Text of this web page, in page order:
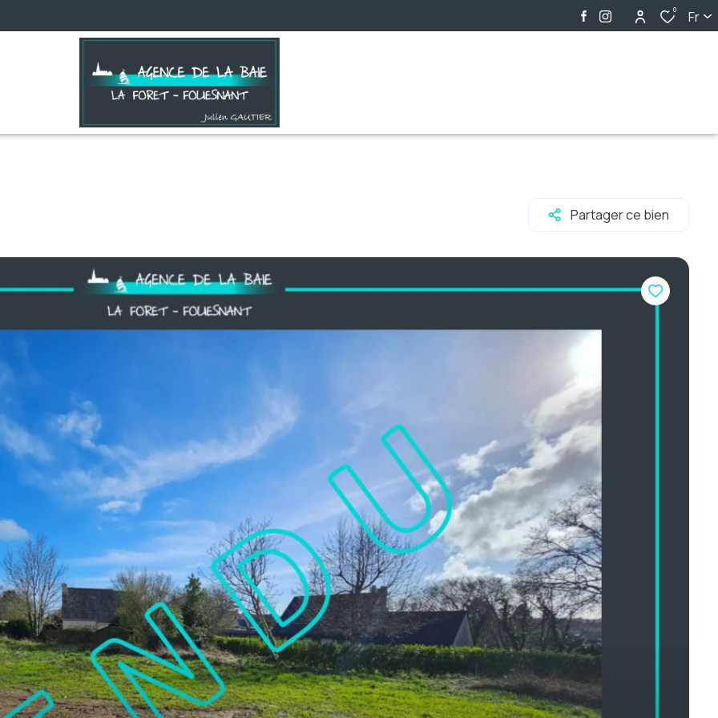
0 Fr
Partager ce bien